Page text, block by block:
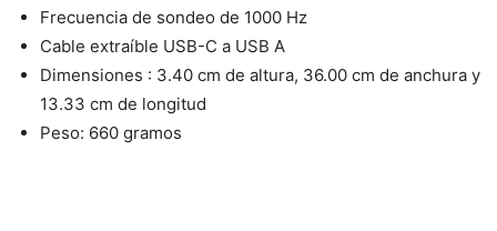
Frecuencia de sondeo de 1000 Hz
Cable extraíble USB-C a USB A
Dimensiones : 3.40 cm de altura, 36.00 cm de anchura y
13.33 cm de longitud
Peso: 660 gramos